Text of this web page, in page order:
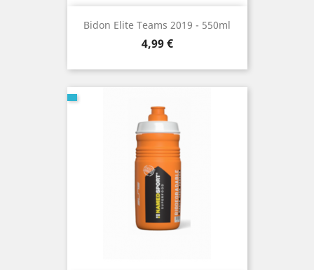
Bidon Elite Teams 2019 - 550ml
Prix
4,99 €